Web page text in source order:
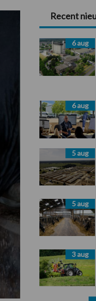
Primaire
Sidebar
Recent
6 aug
6 aug
5 aug
5 aug
3 aug